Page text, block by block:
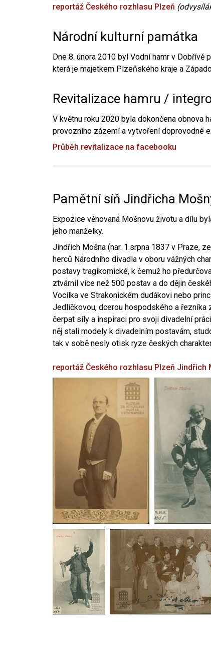
reportáž Českého rozhlasu Plzeň
Národní kulturní památka
Dne 8. února 2010 byl Vodní hamr v Dobřívě
která je majetkem Plzeňského kraje a
Revitalizace hamru /
V květnu roku 2020 byla dokončena obnova
provozního zázemí a vytvoření doprovodné
Průběh revitalizace na facebooku
Pamětní síň Jindřicha
Expozice věnovaná Mošnovu životu a dílu
jeho manželky.
Jindřich Mošna (nar. 1.srpna 1837 v Praze,
herců Národního divadla v oboru vážných
postavy tragikomické, k čemuž ho
ztvárnil více než 500 postav a do dějin
Vocílka ve Strakonickém dudákovi nebo
Jedličkovou, dcerou hospodského a řezníka
čerpat síly a inspiraci pro svoji divadelní
něj stali modely k divadelním postavám,
tak v sobě nesly otisk ryze českých
reportáž Českého rozhlasu Plzeň Jindřich